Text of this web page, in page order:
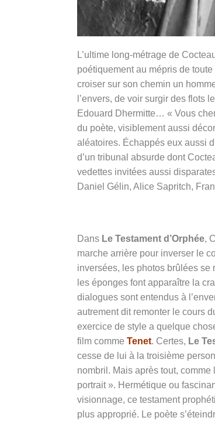
L’ultime long-métrage de
poétiquement au mépris de
croiser sur son chemin un
l’envers, de voir surgir des flots
Edouard Dhermitte… « Vous
du poète, visiblement aussi
aléatoires. Échappés eux aussi
d’un tribunal absurde dont
vedettes invitées aussi
Daniel Gélin, Alice Sapritch,
Dans Le Testament d’Orphée,
marche arrière pour inverser le
inversées, les photos brûlées se
les éponges font apparaître la
dialogues sont entendus à
autrement dit remonter le cours
exercice de style a quelque
film comme Tenet. Certes, Le
cesse de lui à la troisième
nombril. Mais après tout,
portrait ». Hermétique ou
visionnage, ce testament
plus approprié. Le poète